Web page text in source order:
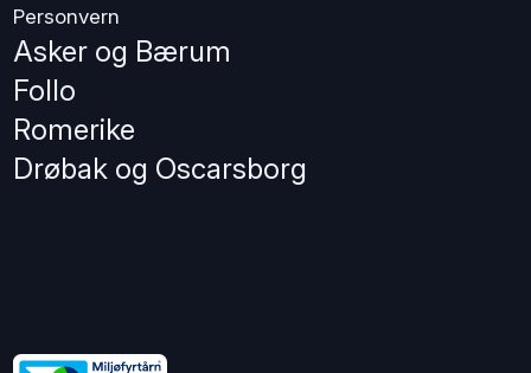
Personvern
Asker og Bærum
Follo
Romerike
Drøbak og Oscarsborg